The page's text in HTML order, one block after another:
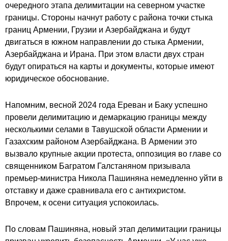
очередного этапа делимитации на северном участке
границы. Стороны начнут работу с района точки стыка
границ Армении, Грузии и Азербайджана и будут
двигаться в южном направлении до стыка Армении,
Азербайджана и Ирана. При этом власти двух стран
будут опираться на карты и документы, которые имеют
юридическое обоснование.
Напомним, весной 2024 года Ереван и Баку успешно
провели делимитацию и демаркацию границы между
несколькими селами в Тавушской области Армении и
Газахским районом Азербайджана. В Армении это
вызвало крупные акции протеста, оппозиция во главе со
священником Багратом Галстаняном призывала
премьер-министра Никола Пашиняна немедленно уйти в
отставку и даже сравнивала его с антихристом.
Впрочем, к осени ситуация успокоилась.
По словам Пашиняна, новый этап делимитации границы